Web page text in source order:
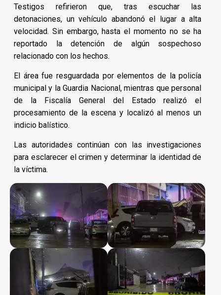
Testigos refirieron que, tras escuchar las
detonaciones, un vehículo abandonó el lugar a alta
velocidad. Sin embargo, hasta el momento no se ha
reportado la detención de algún sospechoso
relacionado con los hechos.
El área fue resguardada por elementos de la policía
municipal y la Guardia Nacional, mientras que personal
de la Fiscalía General del Estado realizó el
procesamiento de la escena y localizó al menos un
indicio balístico.
Las autoridades continúan con las investigaciones
para esclarecer el crimen y determinar la identidad de
la víctima.